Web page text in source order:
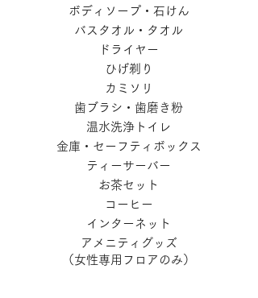
ボディソープ・石けん
バスタオル・タオル
ドライヤー
ひげ剃り
カミソリ
歯ブラシ・歯磨き粉
温水洗浄トイレ
金庫・セーフティボックス
ティーサーバー
お茶セット
コーヒー
インターネット
アメニティグッズ
（女性専用フロアのみ）